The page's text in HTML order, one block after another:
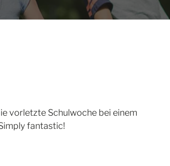
vorletzte Schulwoche bei einem
fantastic!